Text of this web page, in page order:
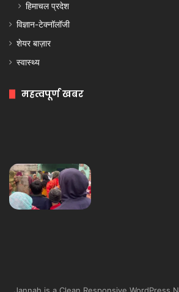
हिमाचल प्रदेश
विज्ञान-टेक्नॉलॉजी
शेयर बाज़ार
स्वास्थ्य
महत्वपूर्ण खबर